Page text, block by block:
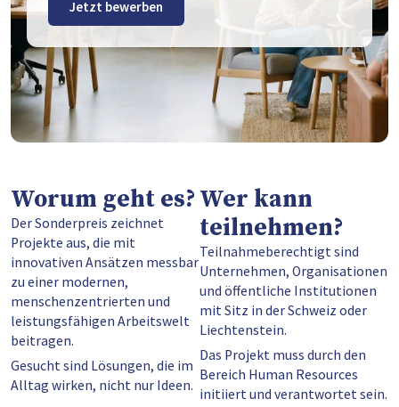
Jetzt bewerben
Worum geht es?
Der Sonderpreis zeichnet
Projekte aus, die mit
innovativen Ansätzen messbar
zu einer modernen,
menschenzentrierten und
leistungsfähigen Arbeitswelt
beitragen.
Gesucht sind Lösungen, die im
Alltag wirken, nicht nur Ideen.
Wer kann
teilnehmen?
Teilnahmeberechtigt sind
Unternehmen, Organisationen
und öffentliche Institutionen
mit Sitz in der Schweiz oder
Liechtenstein.
Das Projekt muss durch den
Bereich Human Resources
initiiert und verantwortet sein.